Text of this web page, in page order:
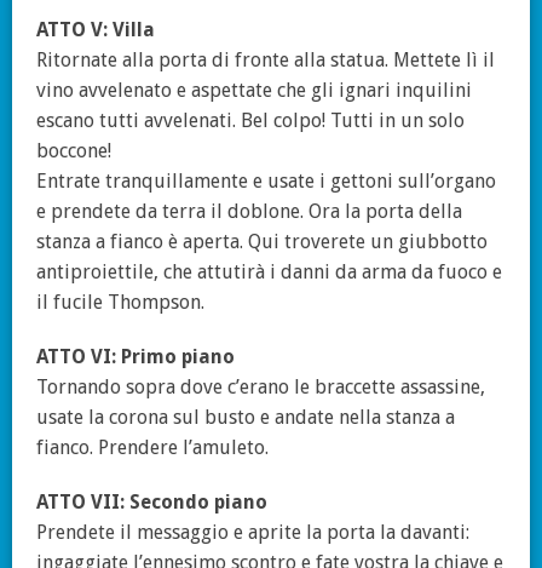
ATTO V: Villa
Ritornate alla porta di fronte alla statua. Mettete lì il
vino avvelenato e aspettate che gli ignari inquilini
escano tutti avvelenati. Bel colpo! Tutti in un solo
boccone!
Entrate tranquillamente e usate i gettoni sull’organo
e prendete da terra il doblone. Ora la porta della
stanza a fianco è aperta. Qui troverete un giubbotto
antiproiettile, che attutirà i danni da arma da fuoco e
il fucile Thompson.
ATTO VI: Primo piano
Tornando sopra dove c’erano le braccette assassine,
usate la corona sul busto e andate nella stanza a
fianco. Prendere l’amuleto.
ATTO VII: Secondo piano
Prendete il messaggio e aprite la porta la davanti:
ingaggiate l’ennesimo scontro e fate vostra la chiave e